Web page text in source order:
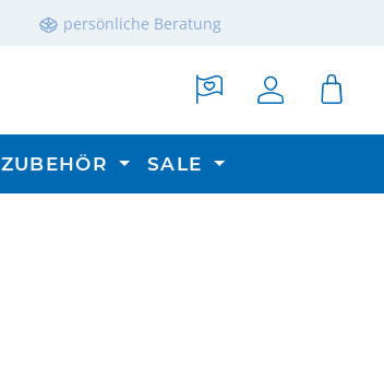
persönliche Beratung
ZUBEHÖR SALE